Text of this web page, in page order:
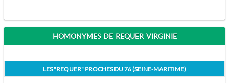
HOMONYMES DE REQUER VIRGINIE
LES "REQUER" PROCHES DU76 (SEINE-MARITIME)